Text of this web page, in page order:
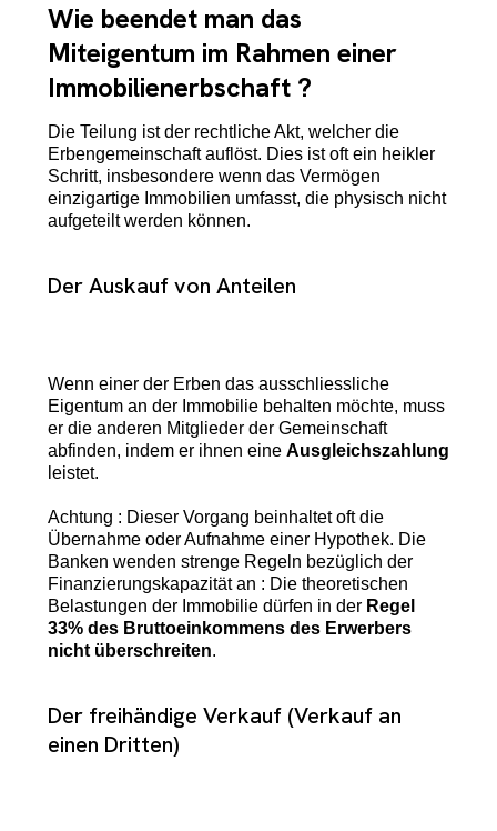
Wie beendet man das
Miteigentum im Rahmen einer
Immobilienerbschaft ?
Die Teilung ist der rechtliche Akt, welcher die
Erbengemeinschaft auflöst. Dies ist oft ein heikler
Schritt, insbesondere wenn das Vermögen
einzigartige Immobilien umfasst, die physisch nicht
aufgeteilt werden können.
Der Auskauf von Anteilen
Wenn einer der Erben das ausschliessliche
Eigentum an der Immobilie behalten möchte, muss
er die anderen Mitglieder der Gemeinschaft
abfinden, indem er ihnen eine Ausgleichszahlung
leistet.
Achtung : Dieser Vorgang beinhaltet oft die
Übernahme oder Aufnahme einer Hypothek. Die
Banken wenden strenge Regeln bezüglich der
Finanzierungskapazität an : Die theoretischen
Belastungen der Immobilie dürfen in der Regel
33% des Bruttoeinkommens des Erwerbers
nicht überschreiten.
Der freihändige Verkauf (Verkauf an
einen Dritten)